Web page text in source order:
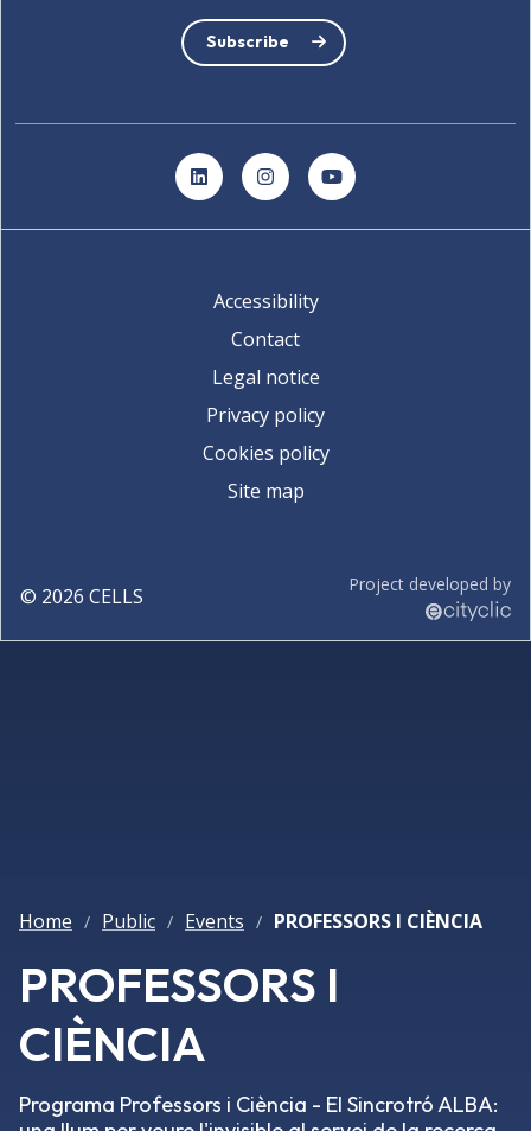
Subscribe
LinkedInInstagramYouTube
Accessibility
Contact
Legal notice
Privacy policy
Cookies policy
Site map
© 2026 CELLS Project developed by
Home / Public / Events / PROFESSORS I CIÈNCIA
PROFESSORS I
CIÈNCIA
Programa Professors i Ciència - El Sincrotró ALBA: